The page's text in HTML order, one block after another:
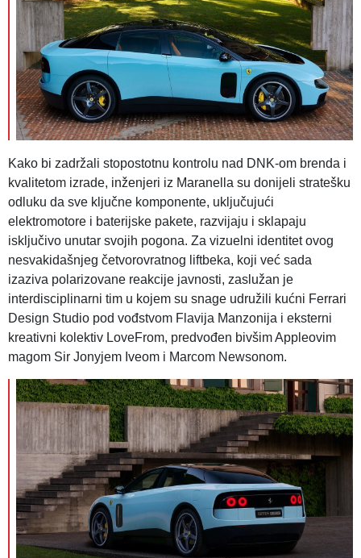
Kako bi zadržali stopostotnu kontrolu nad DNK-om brenda i
kvalitetom izrade, inženjeri iz Maranella su donijeli stratešku
odluku da sve ključne komponente, uključujući
elektromotore i baterijske pakete, razvijaju i sklapaju
isključivo unutar svojih pogona. Za vizuelni identitet ovog
nesvakidašnjeg četvorovratnog liftbeka, koji već sada
izaziva polarizovane reakcije javnosti, zaslužan je
interdisciplinarni tim u kojem su snage udružili kućni Ferrari
Design Studio pod vođstvom Flavija Manzonija i eksterni
kreativni kolektiv LoveFrom, predvođen bivšim Appleovim
magom Sir Jonyjem Iveom i Marcom Newsonom.